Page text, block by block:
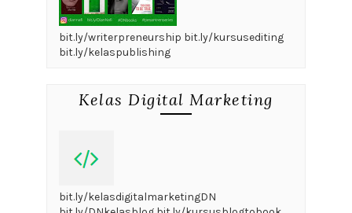
bit.ly/writerpreneurship bit.ly/kursusediting
bit.ly/kelaspublishing
Kelas Digital Marketing
bit.ly/kelasdigitalmarketingDN